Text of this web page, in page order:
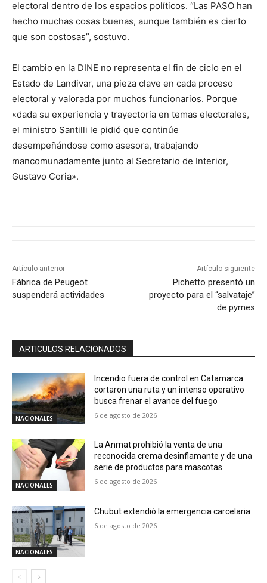
electoral dentro de los espacios políticos. “Las PASO han
hecho muchas cosas buenas, aunque también es cierto
que son costosas”, sostuvo.
El cambio en la DINE no representa el fin de ciclo en el
Estado de Landivar, una pieza clave en cada proceso
electoral y valorada por muchos funcionarios. Porque
«dada su experiencia y trayectoria en temas electorales,
el ministro Santilli le pidió que continúe
desempeñándose como asesora, trabajando
mancomunadamente junto al Secretario de Interior,
Gustavo Coria».
Artículo anterior
Fábrica de Peugeot
suspenderá actividades
Artículo siguiente
Pichetto presentó un
proyecto para el “salvataje”
de pymes
ARTICULOS RELACIONADOS
NACIONALES
Incendio fuera de control en Catamarca:
cortaron una ruta y un intenso operativo
busca frenar el avance del fuego
6 de agosto de 2026
NACIONALES
La Anmat prohibió la venta de una
reconocida crema desinflamante y de una
serie de productos para mascotas
6 de agosto de 2026
NACIONALES
Chubut extendió la emergencia carcelaria
6 de agosto de 2026